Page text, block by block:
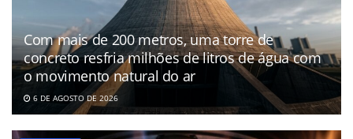
Com mais de 200 metros, uma torre de
concreto resfria milhões de litros de água com
o movimento natural do ar
6 DE AGOSTO DE 2026